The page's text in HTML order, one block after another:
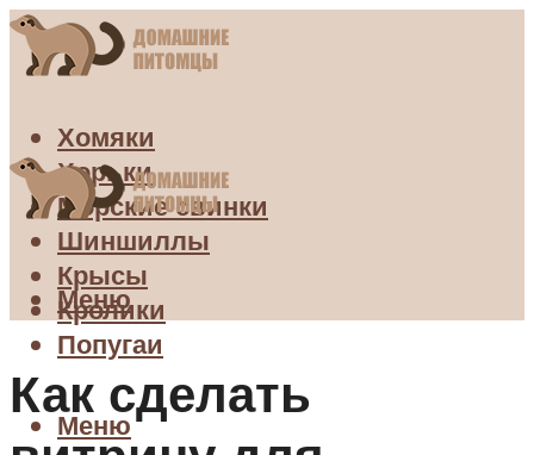
Хомяки
Хорьки
Морские свинки
Шиншиллы
Крысы
Кролики
Попугаи
Меню
Меню
Как сделать